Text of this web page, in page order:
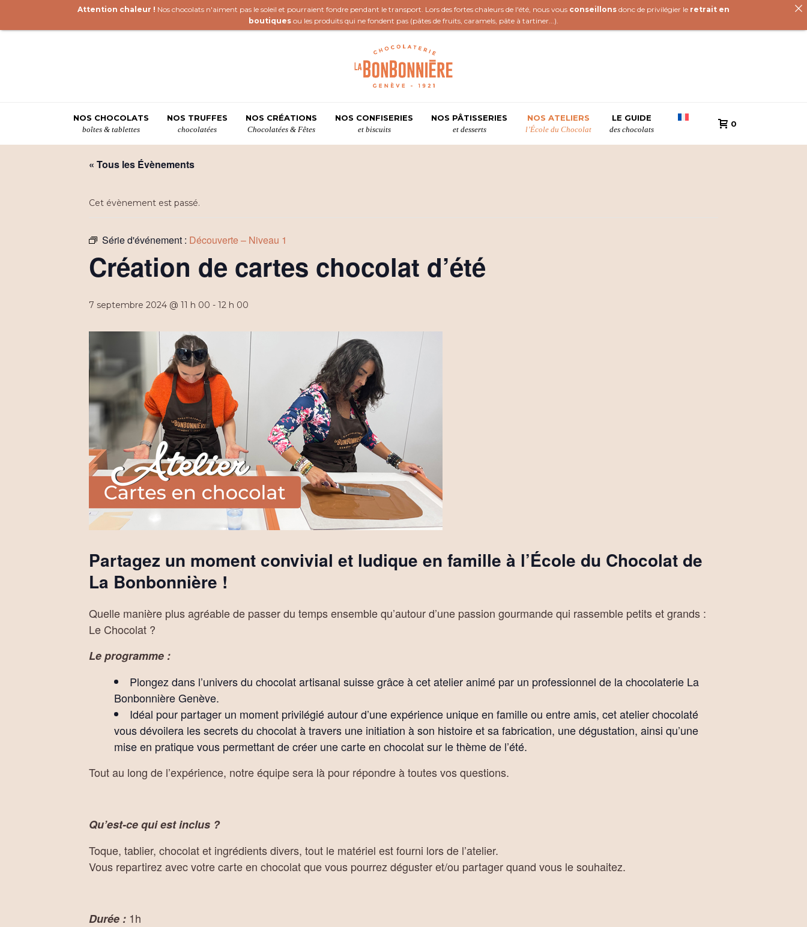
NOS CHOCOLATS
boîtes & tablettes
NOS TRUFFES
chocolatées
NOS CRÉATIONS
Chocolatées & Fêtes
NOS CONFISERIES
et biscuits
NOS PÂTISSERIES
et desserts
NOS ATELIERS
l’École du Chocolat
LE GUIDE
des chocolats
0
« Tous les Évènements
Cet évènement est passé.
Série d'événement : Découverte – Niveau 1
Création de cartes chocolat d’été
7 septembre 2024 @ 11 h 00 - 12 h 00
Partagez un moment convivial et ludique en famille à l’École du Chocolat de
La Bonbonnière !
Quelle manière plus agréable de passer du temps ensemble qu’autour d’une passion gourmande qui rassemble petits et grands :
Le Chocolat ?
Le programme :
Plongez dans l’univers du chocolat artisanal suisse grâce à cet atelier animé par un professionnel de la chocolaterie La
Bonbonnière Genève.
Idéal pour partager un moment privilégié autour d’une expérience unique en famille ou entre amis, cet atelier chocolaté
vous dévoilera les secrets du chocolat à travers une initiation à son histoire et sa fabrication, une dégustation, ainsi qu’une
mise en pratique vous permettant de créer une carte en chocolat sur le thème de l’été.
Tout au long de l’expérience, notre équipe sera là pour répondre à toutes vos questions.
Qu’est-ce qui est inclus ?
Toque, tablier, chocolat et ingrédients divers, tout le matériel est fourni lors de l’atelier.
Vous repartirez avec votre carte en chocolat que vous pourrez déguster et/ou partager quand vous le souhaitez.
Durée : 1h
Attention chaleur ! Nos chocolats n'aiment pas le soleil et pourraient fondre pendant le transport. Lors des fortes chaleurs de l'été, nous vous conseillons donc de privilégier le retrait en
boutiques ou les produits qui ne fondent pas (pâtes de fruits, caramels, pâte à tartiner...).